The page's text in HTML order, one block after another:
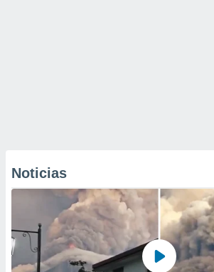
Noticias